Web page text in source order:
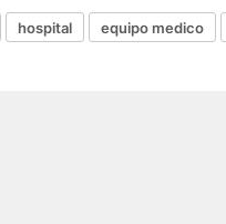
hospital equipo medico